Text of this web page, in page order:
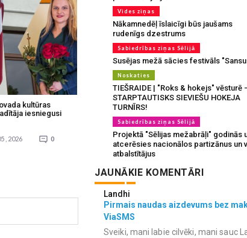
kultūras
iesniegusi
, 2026 0
Vides ziņas
Nākamnedēļ īslaicīgi būs jaušams
rudenīgs dzestrums
Sabiedrības ziņas Sēlijā
Susējas mežā sācies festivāls
Noskaties
TIEŠRAIDE | "Roks & hokejs" vēsturē
STARPTAUTISKS SIEVIEŠU HOKEJA
TURNĪRS!
Sabiedrības ziņas Sēlijā
Projektā "Sēlijas mežabrāļi" godinās
atcerēsies nacionālos partizānus un
atbalstītājus
JAUNĀKIE KOMENTĀRI
Landhi
Pirmais naudas aizdevums bez
ViaSMS
Sveiki, mani labie cilvēki, mani sauc